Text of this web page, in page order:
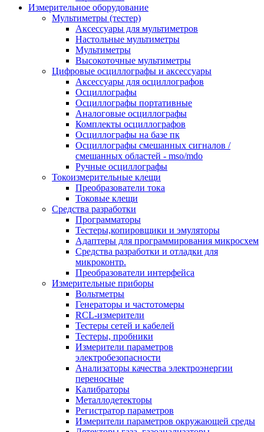
Измерительное оборудование
Мультиметры (тестер)
Аксессуары для мультиметров
Настольные мультиметры
Мультиметры
Высокоточные мультиметры
Цифровые осциллографы и аксессуары
Аксессуары для осциллографов
Осциллографы
Осциллографы портативные
Аналоговые осциллографы
Комплекты осциллографов
Осциллографы на базе пк
Осциллографы смешанных сигналов /
смешанных областей - mso/mdo
Ручные осциллографы
Токоизмерительные клещи
Преобразователи тока
Токовые клещи
Средства разработки
Программаторы
Тестеры,копировщики и эмуляторы
Адаптеры для программирования микросхем
Cредства разработки и отладки для
микроконтр.
Преобразователи интерфейса
Измерительные приборы
Вольтметры
Генераторы и частотомеры
RCL-измерители
Тестеры сетей и кабелей
Тестеры, пробники
Измерители параметров
электробезопасности
Анализаторы качества электроэнергии
переносные
Калибраторы
Металлодетекторы
Регистратор параметров
Измерители параметров окружающей среды